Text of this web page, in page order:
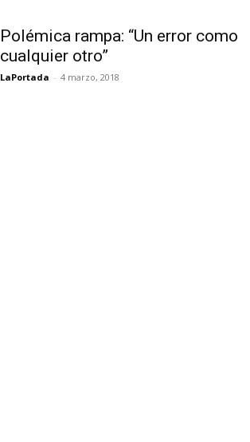
Polémica rampa: “Un error como
cualquier otro”
LaPortada - 4 marzo, 2018